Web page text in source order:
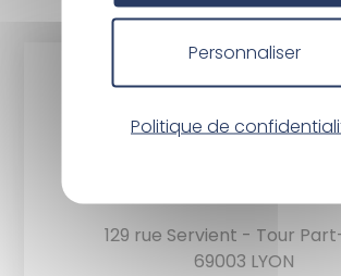
Personnaliser
Politique de
129 rue Servient - Tour
69003 LYON